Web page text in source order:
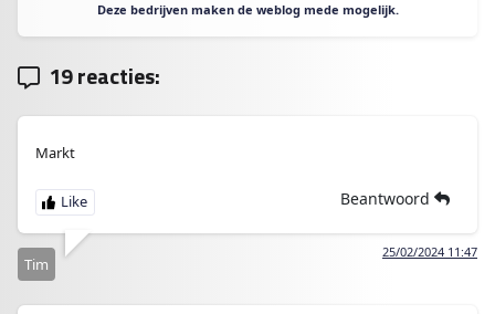
Deze bedrijven maken de weblog mede mogelijk.
19 reacties:
Markt
Beantwoord
25/02/2024 11:47
Tim